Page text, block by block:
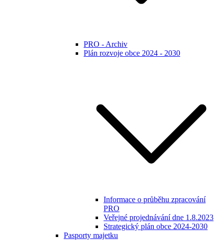
PRO - Archiv
Plán rozvoje obce 2024 - 2030
Informace o průběhu zpracování
PRO
Veřejné projednávání dne 1.8.2023
Strategický plán obce 2024-2030
Pasporty majetku